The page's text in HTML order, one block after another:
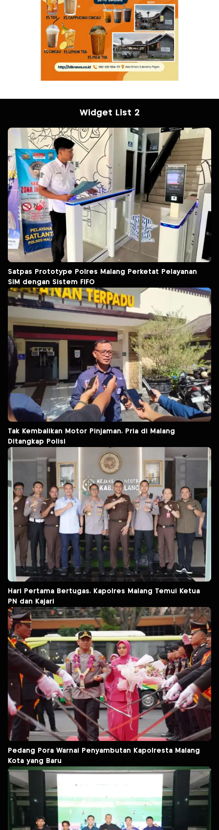
Widget List 2
Satpas Prototype Polres Malang Perketat Pelayanan
SIM dengan Sistem FIFO
Tak Kembalikan Motor Pinjaman, Pria di Malang
Ditangkap Polisi
Hari Pertama Bertugas, Kapolres Malang Temui Ketua
PN dan Kajari
Pedang Pora Warnai Penyambutan Kapolresta Malang
Kota yang Baru